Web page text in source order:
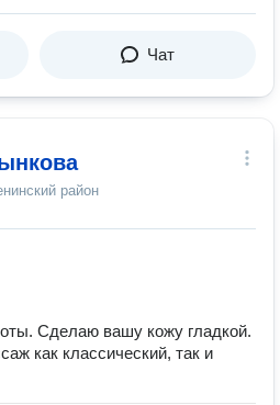
Чат
район
Сделаю вашу кожу гладкой.
как классический, так и